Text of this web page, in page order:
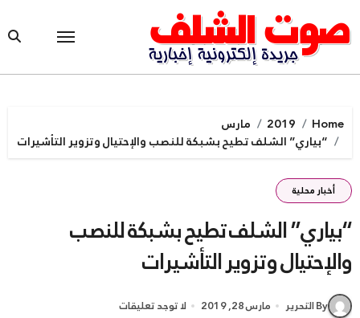
to
content
Home
2019
مارس
“بياري” الشلف تطيح بشبكة للنصب والإحتيال وتزوير التأشيرات
أخبار محلية
“بياري” الشلف تطيح بشبكة للنصب
والإحتيال وتزوير التأشيرات
By التحرير مارس 28, 2019 لا توجد تعليقات